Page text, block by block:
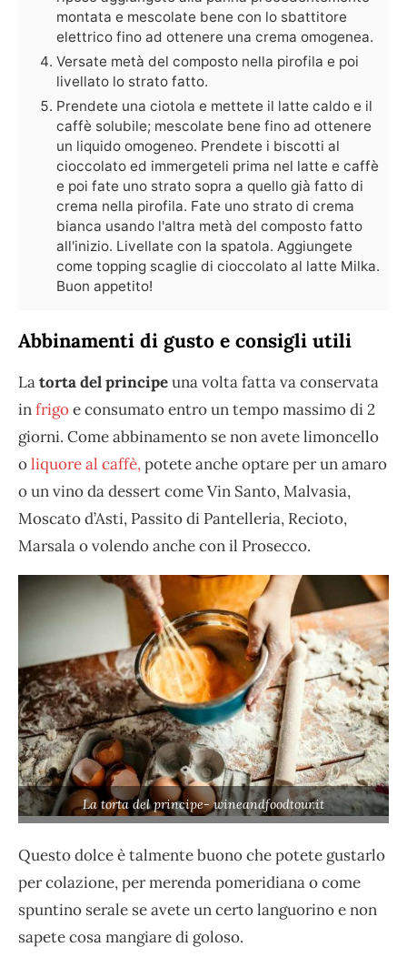
montata e mescolate bene con lo sbattitore
elettrico fino ad ottenere una crema omogenea.
Versate metà del composto nella pirofila e poi
livellato lo strato fatto.
Prendete una ciotola e mettete il latte caldo e il
caffè solubile; mescolate bene fino ad ottenere
un liquido omogeneo. Prendete i biscotti al
cioccolato ed immergeteli prima nel latte e caffè
e poi fate uno strato sopra a quello già fatto di
crema nella pirofila. Fate uno strato di crema
bianca usando l'altra metà del composto fatto
all'inizio. Livellate con la spatola. Aggiungete
come topping scaglie di cioccolato al latte Milka.
Buon appetito!
Abbinamenti di gusto e consigli utili
Latorta del principeuna volta fatta va conservata
infrigoe consumato entro un tempo massimo di 2
giorni. Come abbinamento se non avete limoncello
oliquore al caffè,potete anche optare per un amaro
o un vino da dessert come Vin Santo, Malvasia,
Moscato d’Asti, Passito di Pantelleria, Recioto,
Marsala o volendo anche con il Prosecco.
La torta del principe- wineandfoodtour.it
Questo dolce è talmente buono che potete gustarlo
per colazione, per merenda pomeridiana o come
spuntino serale se avete un certo languorino e non
sapete cosa mangiare di goloso.